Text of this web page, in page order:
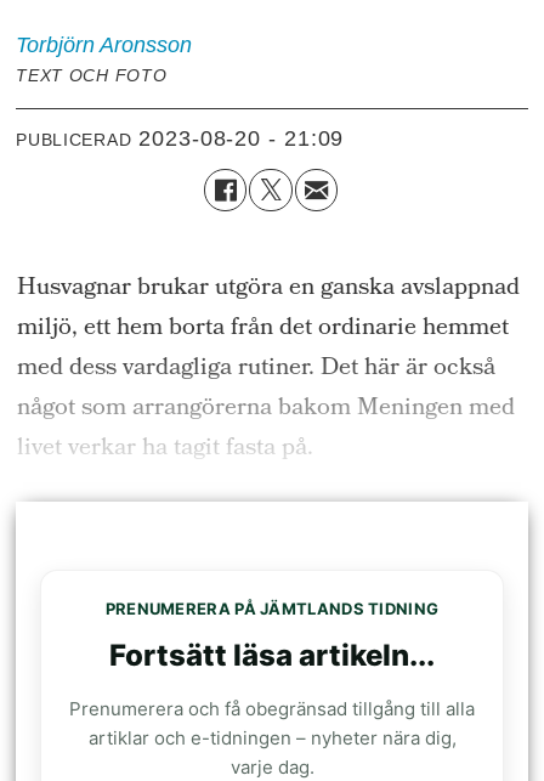
Torbjörn Aronsson
TEXT OCH FOTO
PUBLICERAD 2023-08-20 - 21:09
Husvagnar brukar utgöra en ganska avslappnad
miljö, ett hem borta från det ordinarie hemmet
med dess vardagliga rutiner. Det här är också
något som arrangörerna bakom Meningen med
livet verkar ha tagit fasta på.
PRENUMERERA PÅ JÄMTLANDS TIDNING
Fortsätt läsa artikeln...
Prenumerera och få obegränsad tillgång till alla
artiklar och e-tidningen – nyheter nära dig,
varje dag.